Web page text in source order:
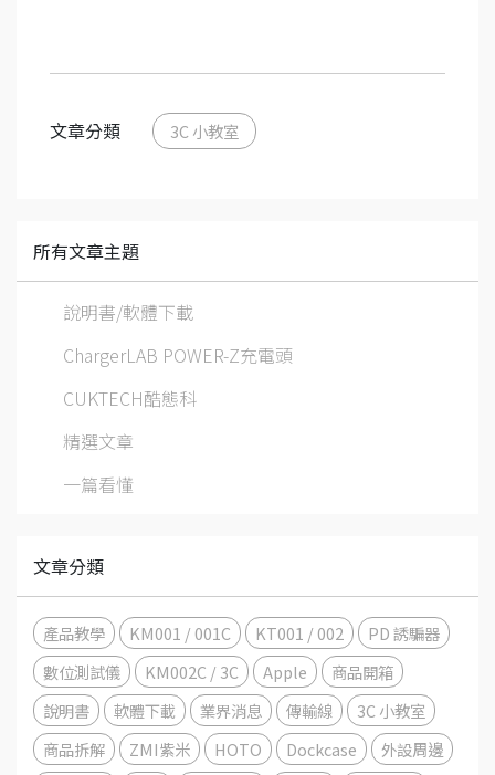
文章分類 3C 小教室
所有文章主題
說明書/軟體下載
ChargerLAB POWER-Z充電頭
CUKTECH酷態科
精選文章
一篇看懂
文章分類
產品教學 KM001 / 001C KT001 / 002
PD 誘騙器
數位測試儀
KM002C / 3C Apple
商品開箱
說明書
軟體下載 業界消息 傳輸線
3C 小教室
商品拆解
ZMI紫米 HOTO Dockcase
外設周邊